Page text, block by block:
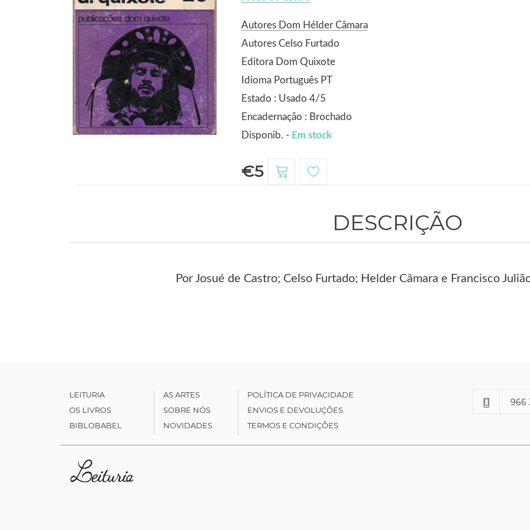
Autores Dom Hélder Câmara
Autores Celso Furtado
Editora Dom Quixote
Idioma Português PT
Estado : Usado 4/5
Encadernação : Brochado
Disponib. - Em stock
€5
DESCRIÇÃO
Por Josué de Castro; Celso Furtado; Helder Câmara e Francisco
LEITURIA
OS LIVROS
BIBLOBABEL
AS ARTES
SOBRE NÓS
NOVIDADES
POLÍTICA DE PRIVACIDADE
ENVIOS E DEVOLUÇÕES
TERMOS E CONDIÇÕES
966